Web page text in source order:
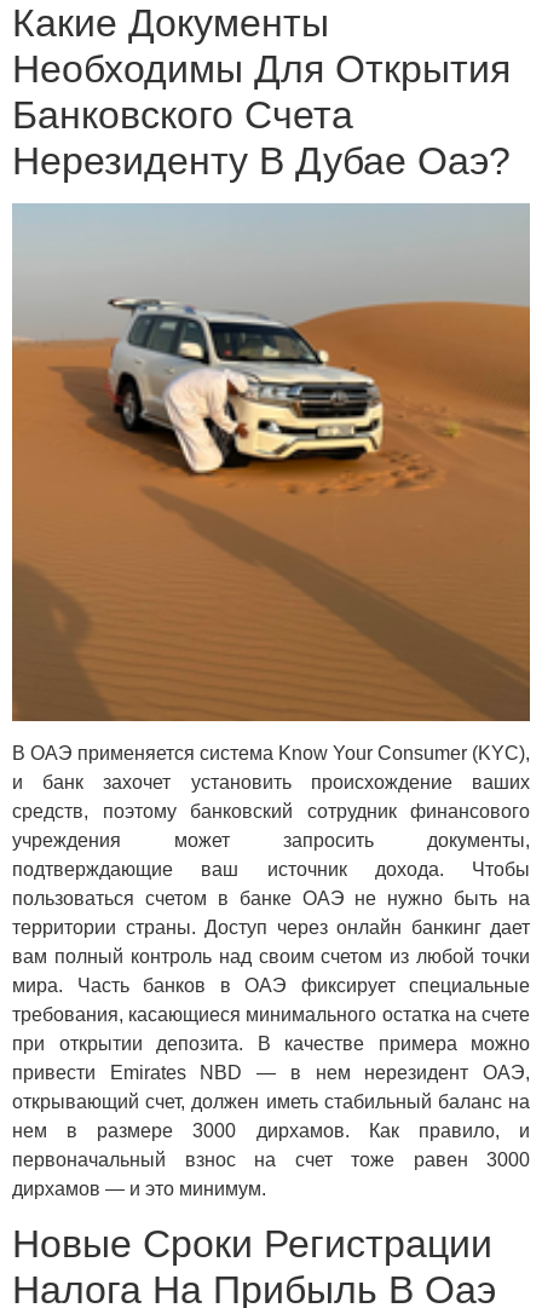
Какие Документы
Необходимы Для Открытия
Банковского Счета
Нерезиденту В Дубае Оаэ?
В ОАЭ применяется система Know Your Consumer (KYC),
и банк захочет установить происхождение ваших
средств, поэтому банковский сотрудник финансового
учреждения может запросить документы,
подтверждающие ваш источник дохода. Чтобы
пользоваться счетом в банке ОАЭ не нужно быть на
территории страны. Доступ через онлайн банкинг дает
вам полный контроль над своим счетом из любой точки
мира. Часть банков в ОАЭ фиксирует специальные
требования, касающиеся минимального остатка на счете
при открытии депозита. В качестве примера можно
привести Emirates NBD — в нем нерезидент ОАЭ,
открывающий счет, должен иметь стабильный баланс на
нем в размере 3000 дирхамов. Как правило, и
первоначальный взнос на счет тоже равен 3000
дирхамов — и это минимум.
Новые Сроки Регистрации
Налога На Прибыль В Оаэ